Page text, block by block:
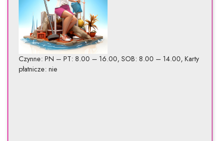
Czynne: PN – PT: 8.00 – 16.00, SOB: 8.00 – 14.00, Karty
płatnicze: nie